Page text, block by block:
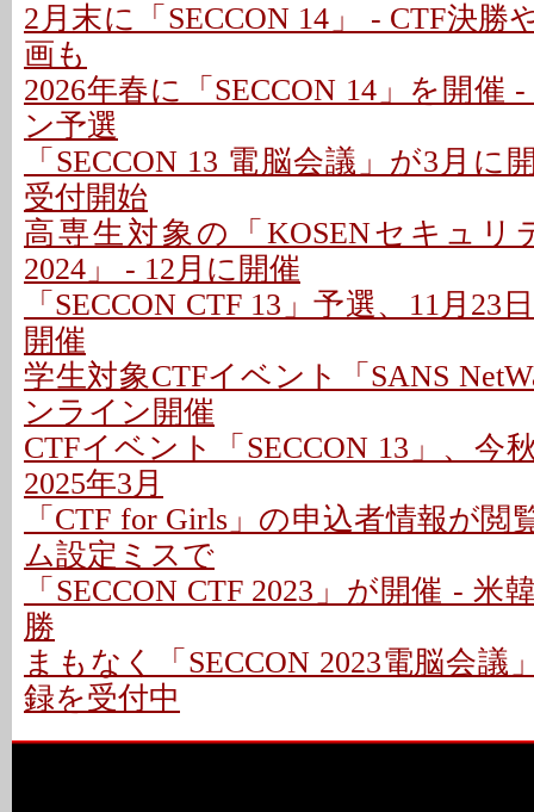
2月末に「SECCON 14」 - CTF決勝
画も
2026年春に「SECCON 14」を開催
ン予選
「SECCON 13 電脳会議」が3月に
受付開始
高専生対象の「KOSENセキュ
2024」 - 12月に開催
「SECCON CTF 13」予選、11月
開催
学生対象CTFイベント「SANS
ンライン開催
CTFイベント「SECCON 13」、今
2025年3月
「CTF for Girls」の申込者情報が閲
ム設定ミスで
「SECCON CTF 2023」が開催 - 米
勝
まもなく「SECCON 2023電脳会議
録を受付中